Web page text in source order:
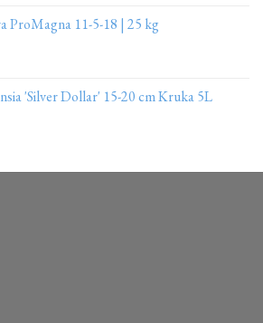
ProMagna 11-5-18 | 25 kg
'Silver Dollar' 15-20 cm Kruka 5L